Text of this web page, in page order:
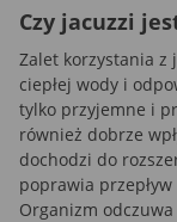
Czy jacuzzi
Zalet korzystania z
ciepłej wody i
tylko przyjemne i
również dobrze
dochodzi do
poprawia
Organizm